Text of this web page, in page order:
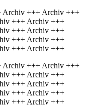
Archiv +++ Archiv +++
+++ Archiv +++
+++ Archiv +++
+++ Archiv +++
+++ Archiv +++
Archiv +++ Archiv +++
+++ Archiv +++
+++ Archiv +++
+++ Archiv +++
+++ Archiv +++